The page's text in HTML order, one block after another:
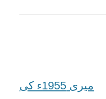
میری 1955ء کی